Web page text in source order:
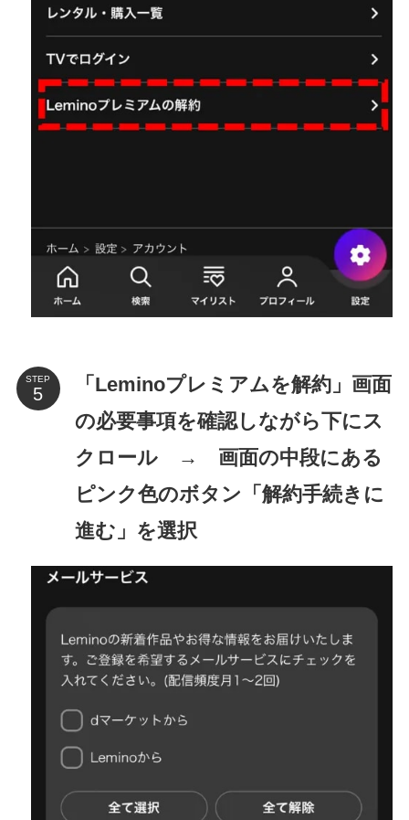
STEP
「Leminoプレミアムを解約」画面
の必要事項を確認しながら下にス
クロール → 画面の中段にある
ピンク色のボタン「解約手続きに
進む」を選択